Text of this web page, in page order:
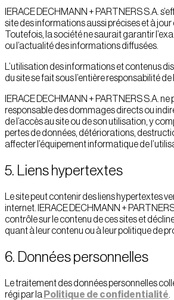
IERACE DECHMANN + PARTNERS S.A.
site des informations aussi précises et à jour
Toutefois, la société ne saurait garantir
ou l’actualité des informations diffusées.
L’utilisation des informations et contenus
du site se fait sous l’entière responsabilité de
IERACE DECHMANN + PARTNERS S.A.
responsable des dommages directs ou
de l’accès au site ou de son utilisation, y
pertes de données, détériorations,
affecter l’équipement informatique de
5. Liens hypertextes
Le site peut contenir des liens hypertextes
internet. IERACE DECHMANN +
contrôle sur le contenu de ces sites et
quant à leur contenu ou à leur politique de
6. Données personnelles
Le traitement des données personnelles
régi par la Politique de confidentialité